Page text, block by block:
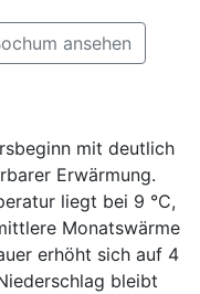
ansehen
mit deutlich
Erwärmung.
liegt bei 9 °C,
Monatswärme
erhöht sich auf 4
bleibt